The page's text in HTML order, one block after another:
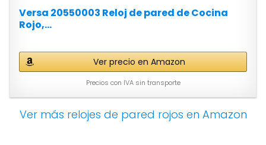
Versa 20550003 Reloj de pared de Cocina
Rojo,...
Ver precio en Amazon
Precios con IVA sin transporte
Ver más relojes de pared rojos en Amazon